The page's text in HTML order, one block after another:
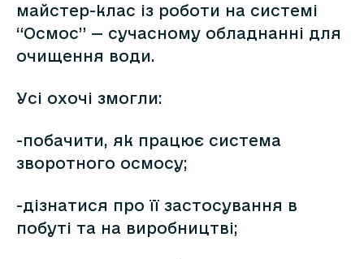
майстер-клас із роботи на системі
“Осмос” — сучасному обладнанні для
очищення води.
Усі охочі змогли:
-побачити, як працює система
зворотного осмосу;
-дізнатися про її застосування в
побуті та на виробництві;